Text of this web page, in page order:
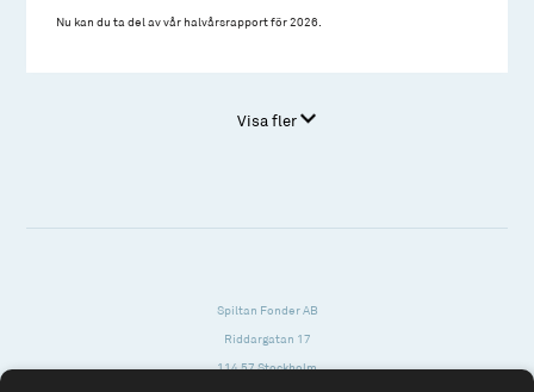
Nu kan du ta del av vår halvårsrapport för 2026.
Visa fler
Spiltan Fonder AB
Riddargatan 17
114 57 Stockholm